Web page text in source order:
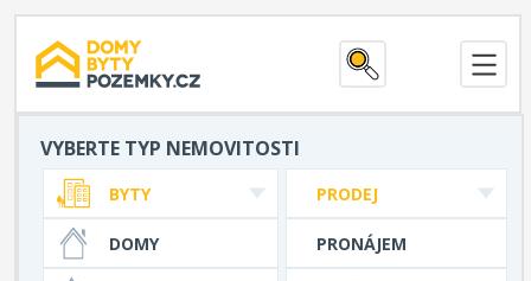
VYBERTE TYP NEMOVITOSTI
PRODEJ
PRONÁJEM
BYTY
DOMY